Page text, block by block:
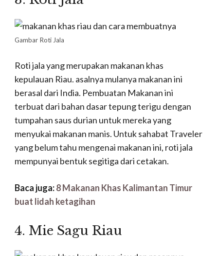
Gambar Roti Jala
Roti jala yang merupakan makanan khas
kepulauan Riau. asalnya mulanya makanan ini
berasal dari India. Pembuatan Makanan ini
terbuat dari bahan dasar tepung terigu dengan
tumpahan saus durian untuk mereka yang
menyukai makanan manis. Untuk sahabat Traveler
yang belum tahu mengenai makanan ini, roti jala
mempunyai bentuk segitiga dari cetakan.
Baca juga:8 Makanan Khas Kalimantan Timur
buat lidah ketagihan
4. Mie Sagu Riau